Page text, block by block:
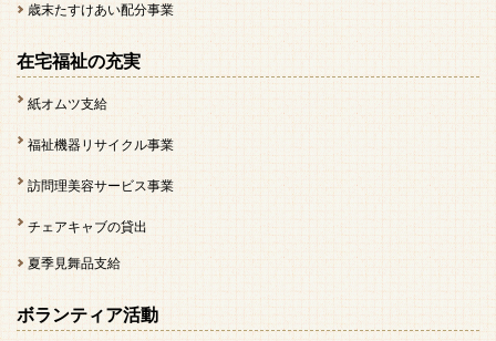
歳末たすけあい配分事業
在宅福祉の充実
紙オムツ支給
福祉機器リサイクル事業
訪問理美容サービス事業
チェアキャブの貸出
夏季見舞品支給
ボランティア活動